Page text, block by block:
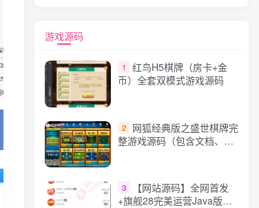
游戏源码
1
红鸟H5棋牌（房卡+金
币）全套双模式游戏源码
2
网狐经典版之盛世棋牌完
整游戏源码（包含文档、架
3
【网站源码】全网首发
+旗舰28完美运营Java版高